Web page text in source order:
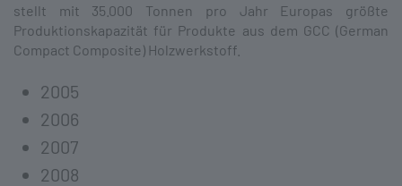
stellt mit 35.000 Tonnen pro Jahr Europas größte
Produktions­kapazität für Produkte aus dem GCC (German
Compact Composite) Holzwerkstoff.
2005
2006
2007
2008